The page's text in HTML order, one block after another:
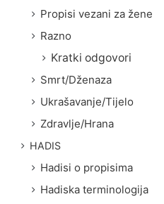
Propisi vezani za žene
Razno
Kratki odgovori
Smrt/Dženaza
Ukrašavanje/Tijelo
Zdravlje/Hrana
HADIS
Hadisi o propisima
Hadiska terminologija